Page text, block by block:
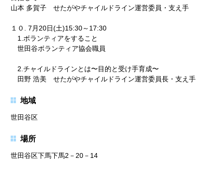
山本 多賀子 せたがやチャイルドライン運営委員・支え手
１０. 7月20日(土)15:30～17:30
1.ボランティアをすること
世田谷ボランティア協会職員
2.チャイルドラインとは〜目的と受け手育成〜
田野 浩美 せたがやチャイルドライン運営委員長・支え手
地域
世田谷区
場所
世田谷区下馬下馬2－20－14